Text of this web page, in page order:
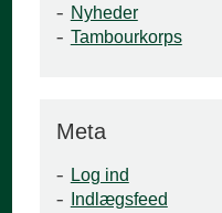
Nyheder
Tambourkorps
Meta
Log ind
Indlægsfeed